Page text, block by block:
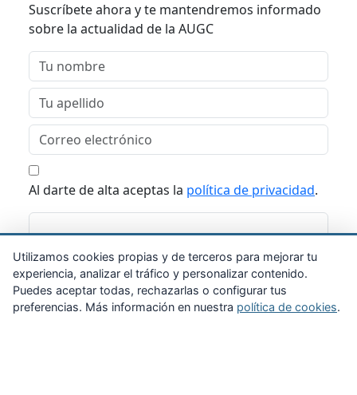
Suscríbete ahora y te mantendremos informado
sobre la actualidad de la AUGC
Al darte de alta aceptas la política de privacidad.
Suscribirme
Utilizamos cookies propias y de terceros para mejorar tu
experiencia, analizar el tráfico y personalizar contenido.
Puedes aceptar todas, rechazarlas o configurar tus
preferencias. Más información en nuestra política de cookies.